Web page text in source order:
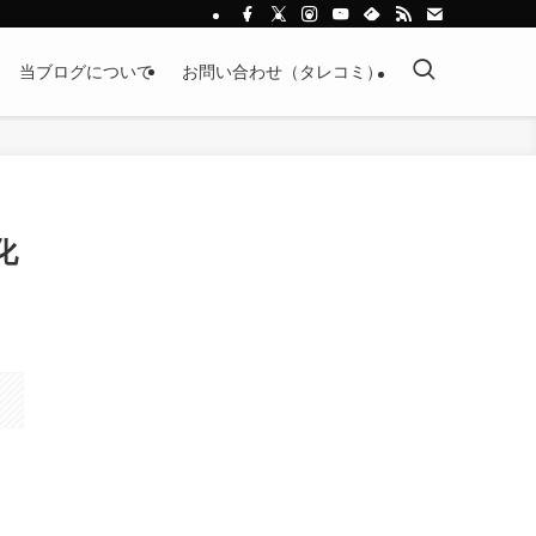
当ブログについて お問い合わせ（タレコミ）